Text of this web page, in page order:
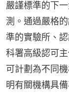
嚴謹標準的下
測。通過嚴格
準的實驗所、
科署高級認可
可計劃為不同
明有關機構具